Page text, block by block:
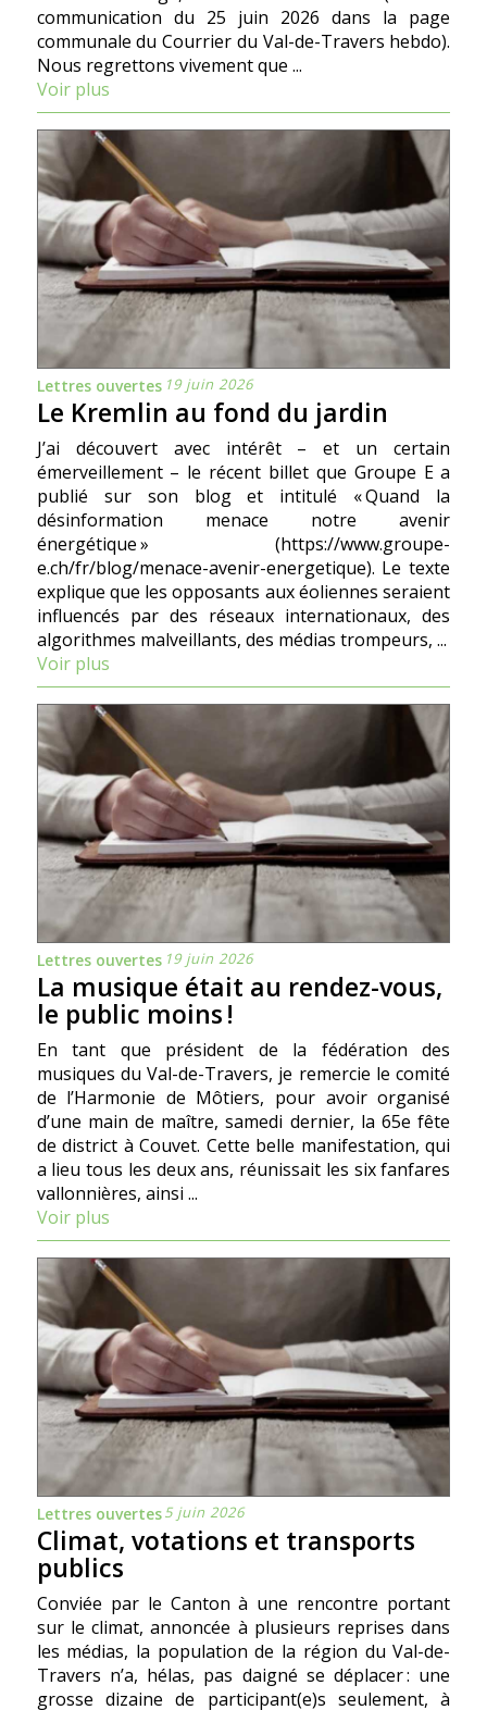
communication du 25 juin 2026 dans la page
communale du Courrier du Val-de-Travers hebdo).
Nous regrettons vivement que ...
Voir plus
Lettres ouvertes 19 juin 2026
Le Kremlin au fond du jardin
J’ai découvert avec intérêt – et un certain
émerveillement – le récent billet que Groupe E a
publié sur son blog et intitulé « Quand la
désinformation menace notre avenir
énergétique » (https://www.groupe-
e.ch/fr/blog/menace-avenir-energetique). Le texte
explique que les opposants aux éoliennes seraient
influencés par des réseaux internationaux, des
algorithmes malveillants, des médias trompeurs, ...
Voir plus
Lettres ouvertes 19 juin 2026
La musique était au rendez-vous,
le public moins !
En tant que président de la fédération des
musiques du Val-de-Travers, je remercie le comité
de l’Harmonie de Môtiers, pour avoir organisé
d’une main de maître, samedi dernier, la 65e fête
de district à Couvet. Cette belle manifestation, qui
a lieu tous les deux ans, réunissait les six fanfares
vallonnières, ainsi ...
Voir plus
Lettres ouvertes5 juin 2026
Climat, votations et transports
publics
Conviée par le Canton à une rencontre portant
sur le climat, annoncée à plusieurs reprises dans
les médias, la population de la région du Val-de-
Travers n’a, hélas, pas daigné se déplacer : une
grosse dizaine de participant(e)s seulement, à